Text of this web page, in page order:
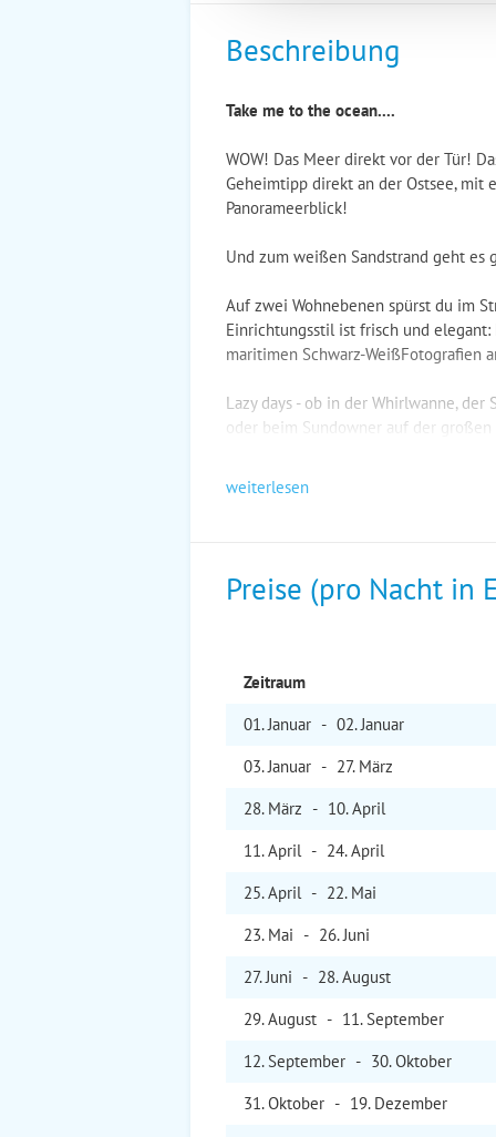
Beschreibung
Take me to the ocean....
WOW! Das Meer direkt vor der Tür!
Geheimtipp direkt an der Ostsee, mit
Panorameerblick!
Und zum weißen Sandstrand geht es
Auf zwei Wohnebenen spürst du im
Einrichtungsstil ist frisch und
maritimen Schwarz-WeißFotografien
Lazy days - ob in der Whirlwanne,
oder beim Sundowner auf der großen
weiterlesen
Preise (pro Nacht in
Zeitraum
01. Januar - 02. Januar
03. Januar - 27. März
28. März - 10. April
11. April - 24. April
25. April - 22. Mai
23. Mai - 26. Juni
27. Juni - 28. August
29. August - 11. September
12. September - 30. Oktober
31. Oktober - 19. Dezember